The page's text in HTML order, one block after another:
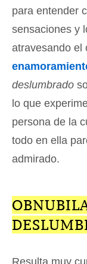
para entender
sensaciones y
atravesando el
deslumbrado
lo que
persona de la
todo en ella
admirado.
Resulta muy